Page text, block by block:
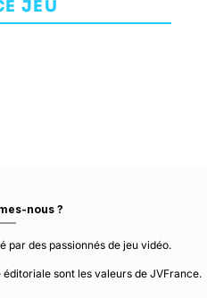
JEU
nous ?
par des passionnés de jeu vidéo.
sont les valeurs de JVFrance.